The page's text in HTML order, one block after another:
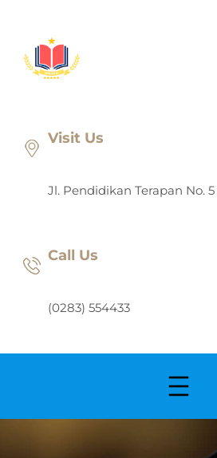
konten
Visit Us
Jl. Pendidikan Terapan No. 5
Call Us
(0283) 554433